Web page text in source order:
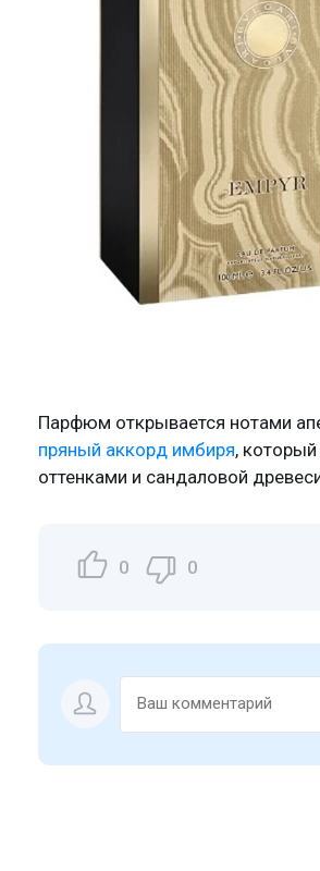
Парфюм открывается нотами
пряный аккорд имбиря,
оттенками и сандаловой
0 0